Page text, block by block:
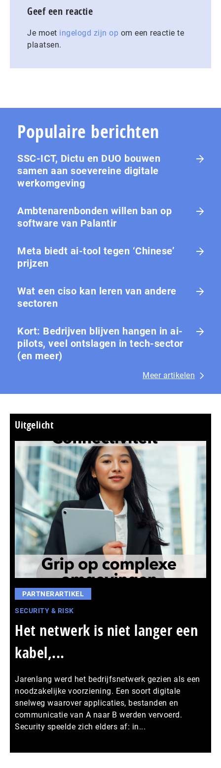
Geef een reactie
Je moet ingelogd zijn op om een reactie te
plaatsen.
Populaire berichten
SSC-ICT, Dictu en DUO bouwen
samen aan soevereine digitale
werkomgeving
Ambtenarenbonden willen ban op
software van Palantir
Meta biedt ai-tool tegen ‘Chinese’
prijzen
Wat een ciso kan leren van andere
sectoren
Kort: Bedrijven blijven hangen in ai-
pilots, veel ontslagen in tech-sector
(en meer)
Meer artikelen
Uitgelicht
PARTNERARTIKEL
SECURITY & RISK
Het netwerk is niet langer een
kabel,...
Jarenlang werd het bedrijfsnetwerk gezien als een
noodzakelijke voorziening. Een soort digitale
snelweg waarover applicaties, bestanden en
communicatie van A naar B werden vervoerd.
Security speelde zich elders af: in...